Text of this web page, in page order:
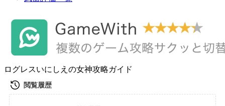
ログレスいにしえの女神攻略ガイド